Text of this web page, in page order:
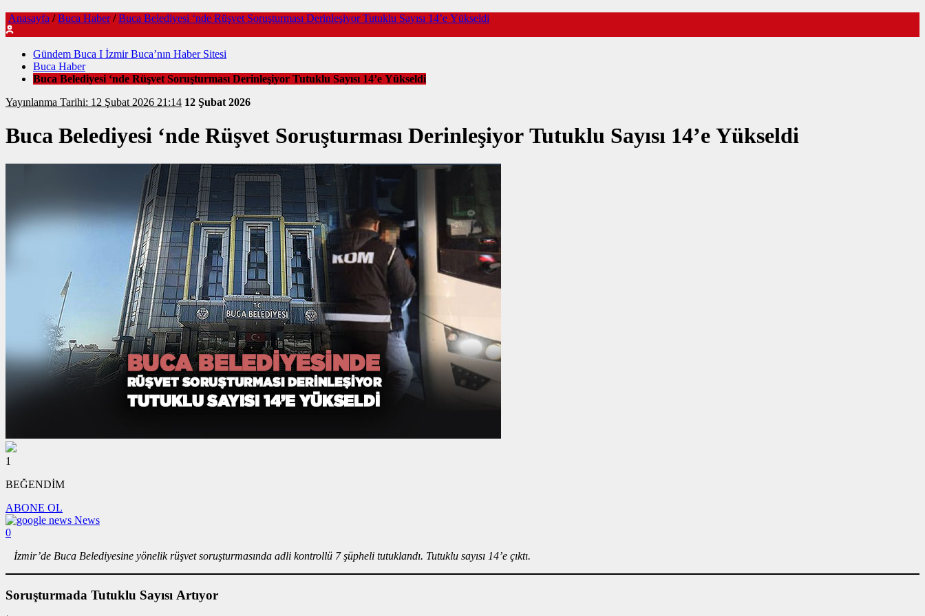
Anasayfa / Buca Haber / Buca Belediyesi ‘nde Rüşvet Soruşturması Derinleşiyor Tutuklu Sayısı 14’e Yükseldi
Gündem Buca I İzmir Buca’nın Haber Sitesi
Buca Haber
Buca Belediyesi ‘nde Rüşvet Soruşturması Derinleşiyor Tutuklu Sayısı 14’e Yükseldi
Yayınlanma Tarihi: 12 Şubat 2026 21:14 12 Şubat 2026
Buca Belediyesi ‘nde Rüşvet Soruşturması Derinleşiyor Tutuklu Sayısı 14’e Yükseldi
1
BEĞENDİM
ABONE OL
News
0
İzmir’de Buca Belediyesine yönelik rüşvet soruşturmasında adli kontrollü 7 şüpheli tutuklandı. Tutuklu sayısı 14’e çıktı.
Soruşturmada Tutuklu Sayısı Artıyor